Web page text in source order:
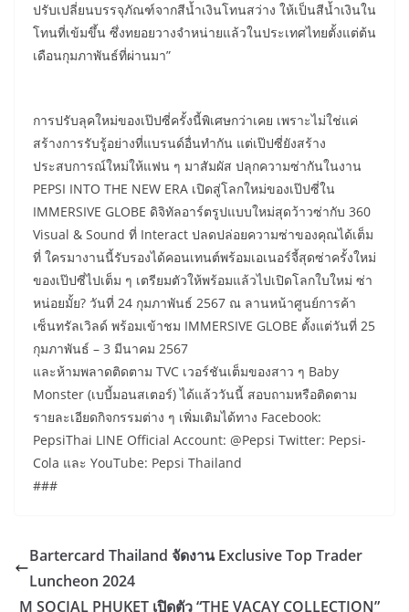
ปรับเปลี่ยนบรรจุภัณฑ์จากสีน้ำเงินโทนสว่าง ให้เป็นสีน้ำเงินใน
โทนที่เข้มขึ้น ซึ่งทยอยวางจำหน่ายแล้วในประเทศไทยตั้งแต่ต้น
เดือนกุมภาพันธ์ที่ผ่านมา”
การปรับลุคใหม่ของเป๊ปซี่ครั้งนี้พิเศษกว่าเคย เพราะไม่ใช่แค่
สร้างการรับรู้อย่างที่แบรนด์อื่นทำกัน แต่เป๊ปซี่ยังสร้าง
ประสบการณ์ใหม่ให้แฟน ๆ มาสัมผัส ปลุกความซ่ากันในงาน
PEPSI INTO THE NEW ERA เปิดสู่โลกใหม่ของเป๊ปซี่ใน
IMMERSIVE GLOBE ดิจิทัลอาร์ตรูปแบบใหม่สุดว้าวซ่ากับ 360
Visual & Sound ที่ Interact ปลดปล่อยความซ่าของคุณได้เต็ม
ที่ ใครมางานนี้รับรองได้คอนเทนต์พร้อมเอเนอร์จี้สุดซ่าครั้งใหม่
ของเป๊ปซี่ไปเต็ม ๆ เตรียมตัวให้พร้อมแล้วไปเปิดโลกใบใหม่ ซ่า
หน่อยมั้ย? วันที่ 24 กุมภาพันธ์ 2567 ณ ลานหน้าศูนย์การค้า
เซ็นทรัลเวิลด์ พร้อมเข้าชม IMMERSIVE GLOBE ตั้งแต่วันที่ 25
กุมภาพันธ์ – 3 มีนาคม 2567
และห้ามพลาดติดตาม TVC เวอร์ชันเต็มของสาว ๆ Baby
Monster (เบบี้มอนสเตอร์) ได้แล้ววันนี้ สอบถามหรือติดตาม
รายละเอียดกิจกรรมต่าง ๆ เพิ่มเติมได้ทาง Facebook:
PepsiThai LINE Official Account: @Pepsi Twitter: Pepsi-
Cola และ YouTube: Pepsi Thailand
###
Bartercard Thailand จัดงาน Exclusive Top Trader
Luncheon 2024
M SOCIAL PHUKET เปิดตัว “THE VACAY COLLECTION”